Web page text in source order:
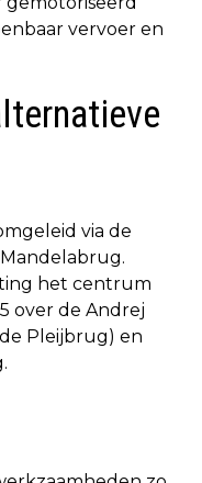
vervoer en
via de
het centrum
over de Andrej
Pleijbrug) en